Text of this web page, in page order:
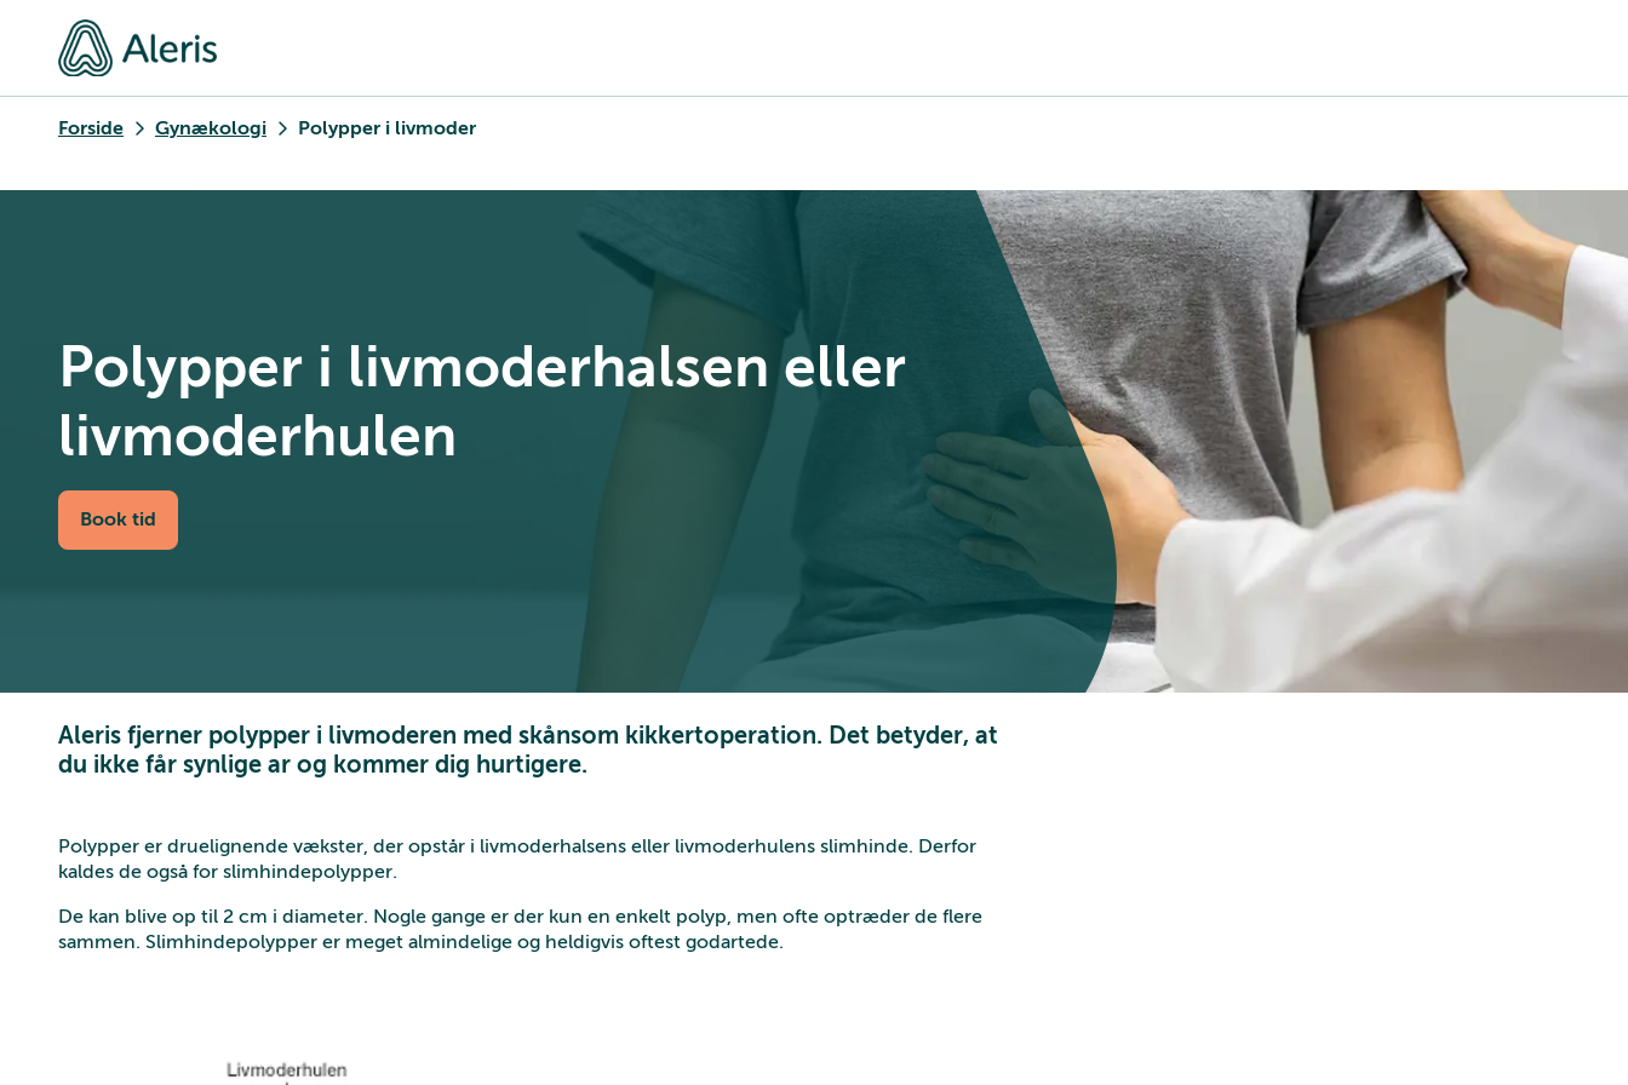
Forside Gynækologi Polypper i livmoder
Polypper i livmoderhalsen eller
livmoderhulen
Book tid
Aleris fjerner polypper i livmoderen med skånsom kikkertoperation. Det betyder, at
du ikke får synlige ar og kommer dig hurtigere.
Polypper er druelignende vækster, der opstår i livmoderhalsens eller livmoderhulens slimhinde. Derfor
kaldes de også for slimhindepolypper.
De kan blive op til 2 cm i diameter. Nogle gange er der kun en enkelt polyp, men ofte optræder de flere
sammen. Slimhindepolypper er meget almindelige og heldigvis oftest godartede.